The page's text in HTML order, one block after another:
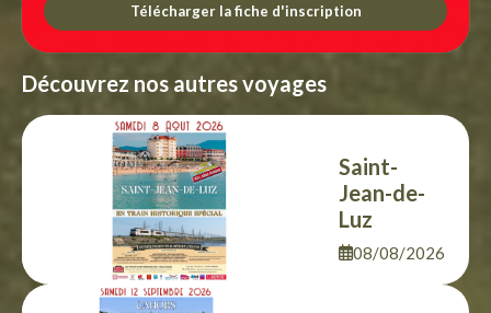
Télécharger la fiche d'inscription
Découvrez nos autres voyages
Saint-
Jean-de-
Luz
08/08/2026